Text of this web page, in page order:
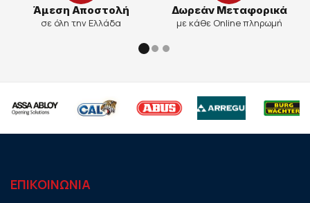
Άμεση Αποστολή
σε όλη την Ελλάδα
Δωρεάν Μεταφορικά
με κάθε Online πληρωμή
ΕΠΙΚΟΙΝΩΝΙΑ